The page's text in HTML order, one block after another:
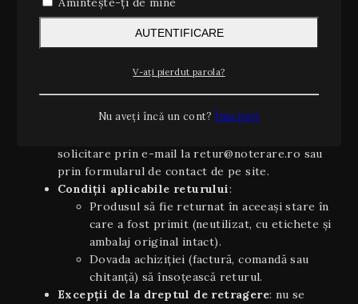
Conform OUG 34/2014 și Directivei UE 2011/83/UE
privind drepturile consumatorilor, aveți dreptul să vă
termen de 14 zile calendaristice de la data primirii
Cum exercitați dreptul de retragere
solicitare prin e-mail la retur@noterare.ro sau
prin formularul de contact de pe site.
Condiţii aplicabile returului:
Produsul să fie returnat în aceeaşi stare în
care a fost primit (neutilizat, cu etichete și
ambalaj original intact).
Dovada achiziției (factură, comandă sau
chitanță) să însoțească returul.
Excepții de la dreptul de retragere: nu se
AUTENTIFICARE
V-ați pierdut parola?
Nu aveți încă un cont? Înscrieți